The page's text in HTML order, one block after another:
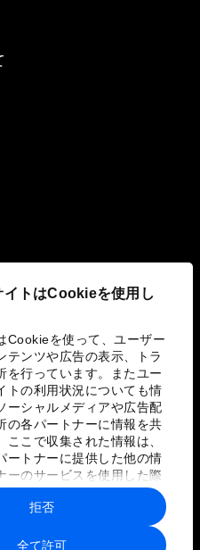
イトはCookieを使用し
Cookieを使って、ユーザー
テンツや広告の表示、トラ
を行っています。またユー
トの利用状況についても情
ーシャルメディアや広告配
の各パートナーに情報を共
ここで収集された情報は、
ートナーに提供した他の情
ーのサービスを使用した際
報と組み合わされ、各パー
使用されることがありま
全て許可
拒否
シーと利用規約